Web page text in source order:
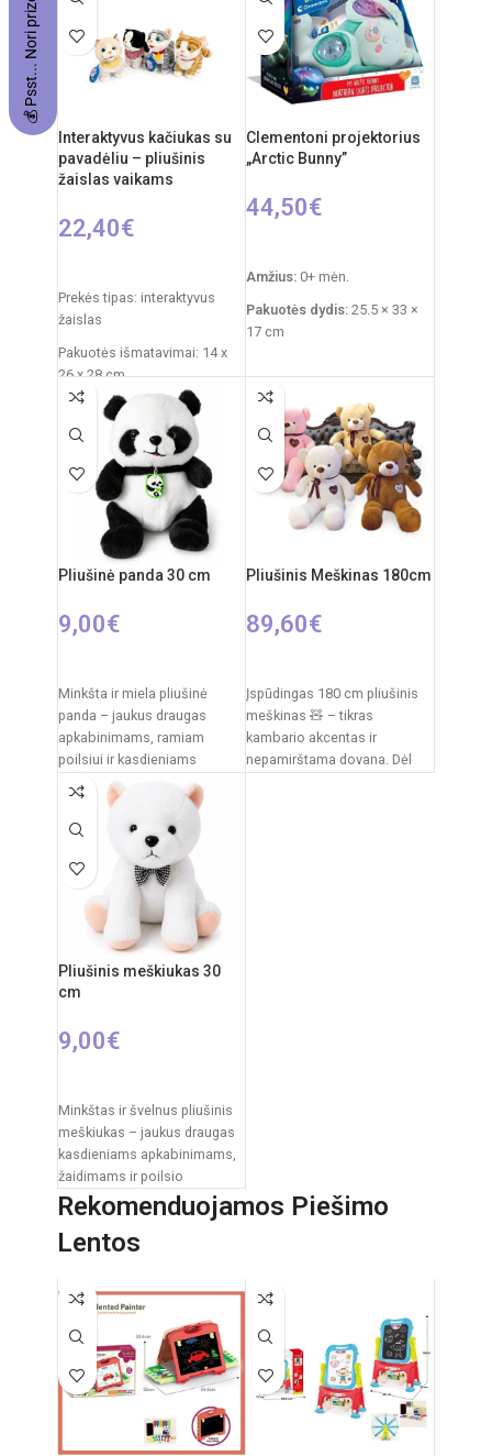
Rekomenduojamas amžius:
nuo 14 metų
Interaktyvus kačiukas su
pavadėliu – pliušinis
žaislas vaikams
22,40€
Prekės tipas: interaktyvus
žaislas
Pakuotės išmatavimai: 14 x
26 x 28 cm
Žaislo išmatavimai: 27 × 12 ×
27 cm
Rekomenduojamas amžius:
nuo 3 metų
Elementai: 3 x AA
(nepridedamos)
Clementoni projektorius
„Arctic Bunny”
44,50€
Amžius: 0+ mėn.
Pakuotės dydis: 25.5 × 33 ×
17 cm
Funkcijos:
projektorius, melodijos,
baltasis triukšmas
Medžiagos:pliušas,
plastikas
Priežiūra:pliušas skalbiamas
Kilmės šalis:Italija /
Pliušinė panda 30 cm
9,00€
Minkšta ir miela pliušinė
panda – jaukus draugas
apkabinimams, ramiam
poilsiui ir kasdieniams
žaidimams. Klasikinis juodai
baltas pandos dizainas,
švelnus
Pliušinis Meškinas 180cm
89,60€
Įspūdingas 180 cm pliušinis
meškinas 🧸 – tikras
kambario akcentas ir
nepamirštama dovana. Dėl
Pliušinis meškiukas 30
cm
9,00€
Minkštas ir švelnus pliušinis
meškiukas – jaukus draugas
kasdieniams apkabinimams,
žaidimams ir poilsio
akimirkoms. Klasikinis
dizainas su dekoratyviniu
kaspinėliu suteikia
Rekomenduojamos Piešimo
Lentos
💰 Psst... Nori prizo?